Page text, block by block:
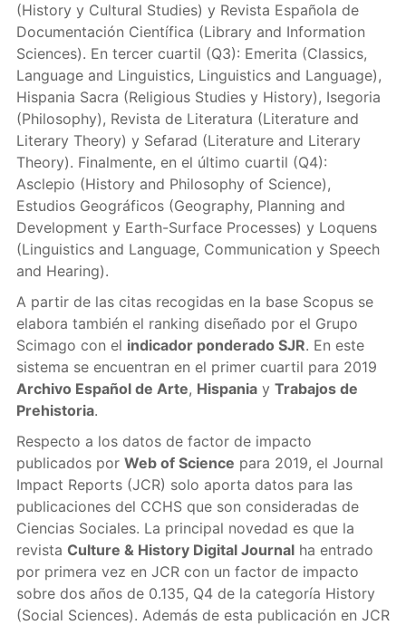
(History y Cultural Studies) y Revista Española de
Documentación Científica (Library and Information
Sciences). En tercer cuartil (Q3): Emerita (Classics,
Language and Linguistics, Linguistics and Language),
Hispania Sacra (Religious Studies y History), Isegoria
(Philosophy), Revista de Literatura (Literature and
Literary Theory) y Sefarad (Literature and Literary
Theory). Finalmente, en el último cuartil (Q4):
Asclepio (History and Philosophy of Science),
Estudios Geográficos (Geography, Planning and
Development y Earth-Surface Processes) y Loquens
(Linguistics and Language, Communication y Speech
and Hearing).
A partir de las citas recogidas en la base Scopus se
elabora también el ranking diseñado por el Grupo
Scimago con el indicador ponderado SJR. En este
sistema se encuentran en el primer cuartil para 2019
Archivo Español de Arte, Hispaniay Trabajos de
Prehistoria.
Respecto a los datos de factor de impacto
publicados por Web of Science para 2019, el Journal
Impact Reports (JCR) solo aporta datos para las
publicaciones del CCHS que son consideradas de
Ciencias Sociales. La principal novedad es que la
revista Culture & History Digital Journalha entrado
por primera vez en JCR con un factor de impacto
sobre dos años de 0.135, Q4 de la categoría History
(Social Sciences). Además de esta publicación en JCR